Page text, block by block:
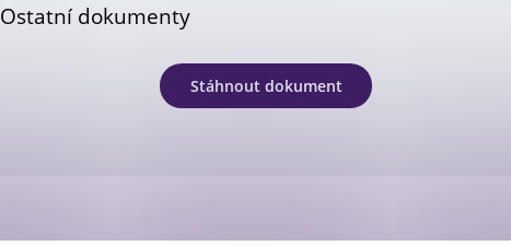
Ostatní dokumenty
Stáhnout dokument